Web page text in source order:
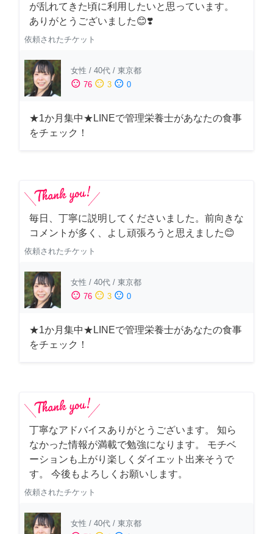
が乱れてきた頃に利用したいと思っています。
ありがとうございました😊❣️
依頼されたチケット
女性 / 40代 / 東京都
sentiment_satisfied 76 sentiment_neutral 3 sentiment_dissatisfied 0
★1か月集中★LINEで管理栄養士があなたの食事
をチェック！
毎日、丁寧に説明してくださいました。前向きな
コメントが多く、よし頑張ろうと思えました😊
依頼されたチケット
女性 / 40代 / 東京都
sentiment_satisfied 76 sentiment_neutral 3 sentiment_dissatisfied 0
★1か月集中★LINEで管理栄養士があなたの食事
をチェック！
丁寧なアドバイスありがとうございます。 知ら
なかった情報が満載で勉強になります。 モチベ
ーションも上がり楽しくダイエット出来そうで
す。 今後もよろしくお願いします。
依頼されたチケット
女性 / 40代 / 東京都